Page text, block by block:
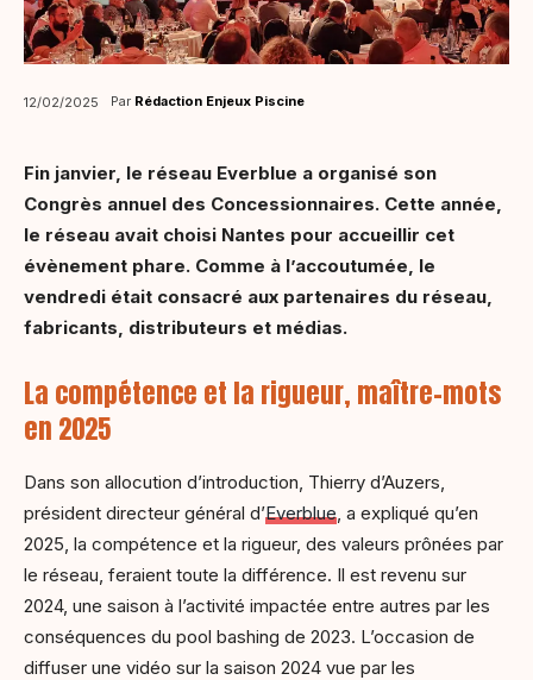
12/02/2025 Par Rédaction Enjeux Piscine
Fin janvier, le réseau Everblue a organisé son
Congrès annuel des Concessionnaires. Cette année,
le réseau avait choisi Nantes pour accueillir cet
évènement phare. Comme à l’accoutumée, le
vendredi était consacré aux partenaires du réseau,
fabricants, distributeurs et médias.
La compétence et la rigueur, maître-mots
en 2025
Dans son allocution d’introduction, Thierry d’Auzers,
président directeur général d’Everblue , a expliqué qu’en
2025, la compétence et la rigueur, des valeurs prônées par
le réseau, feraient toute la différence. Il est revenu sur
2024, une saison à l’activité impactée entre autres par les
conséquences du pool bashing de 2023. L’occasion de
diffuser une vidéo sur la saison 2024 vue par les